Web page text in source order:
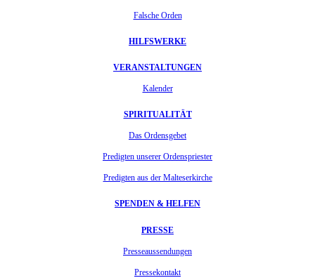
Falsche Orden
HILFSWERKE
VERANSTALTUNGEN
Kalender
SPIRITUALITÄT
Das Ordensgebet
Predigten unserer Ordenspriester
Predigten aus der Malteserkirche
SPENDEN & HELFEN
PRESSE
Presseaussendungen
Pressekontakt